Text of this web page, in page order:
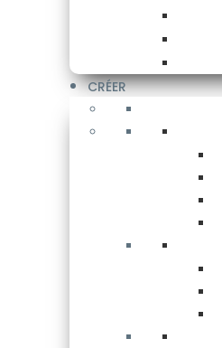
CRÉER